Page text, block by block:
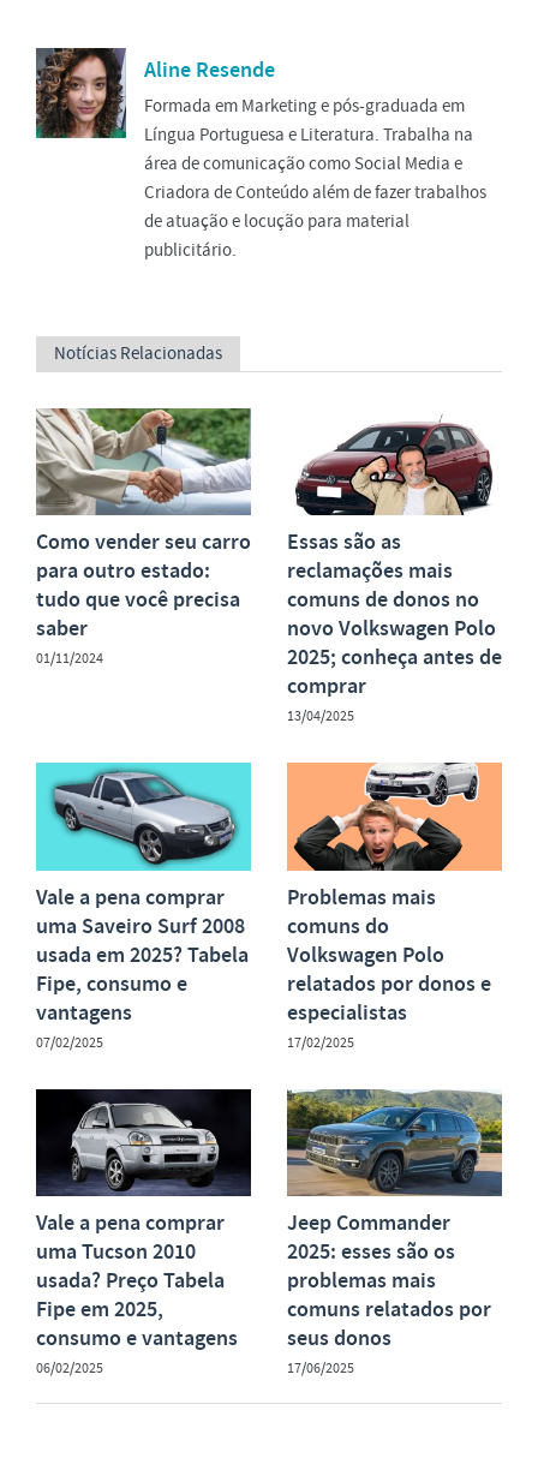
Aline Resende
Formada em Marketing e pós-graduada em
Língua Portuguesa e Literatura. Trabalha na
área de comunicação como Social Media e
Criadora de Conteúdo além de fazer trabalhos
de atuação e locução para material
publicitário.
Notícias Relacionadas
Como vender seu carro
para outro estado:
tudo que você precisa
saber
01/11/2024
Essas são as
reclamações mais
comuns de donos no
novo Volkswagen Polo
2025; conheça antes de
comprar
13/04/2025
Vale a pena comprar
uma Saveiro Surf 2008
usada em 2025? Tabela
Fipe, consumo e
vantagens
07/02/2025
Problemas mais
comuns do
Volkswagen Polo
relatados por donos e
especialistas
17/02/2025
Vale a pena comprar
uma Tucson 2010
usada? Preço Tabela
Fipe em 2025,
consumo e vantagens
06/02/2025
Jeep Commander
2025: esses são os
problemas mais
comuns relatados por
seus donos
17/06/2025